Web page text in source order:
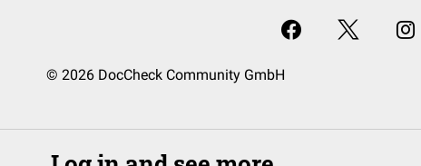
© 2026 DocCheck Community GmbH